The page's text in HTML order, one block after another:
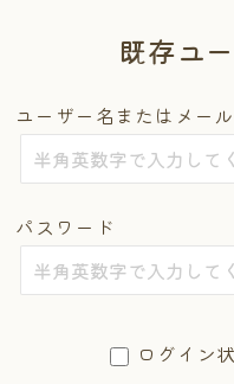
既存ユ
ユーザー名またはメー
パスワード
ログイン